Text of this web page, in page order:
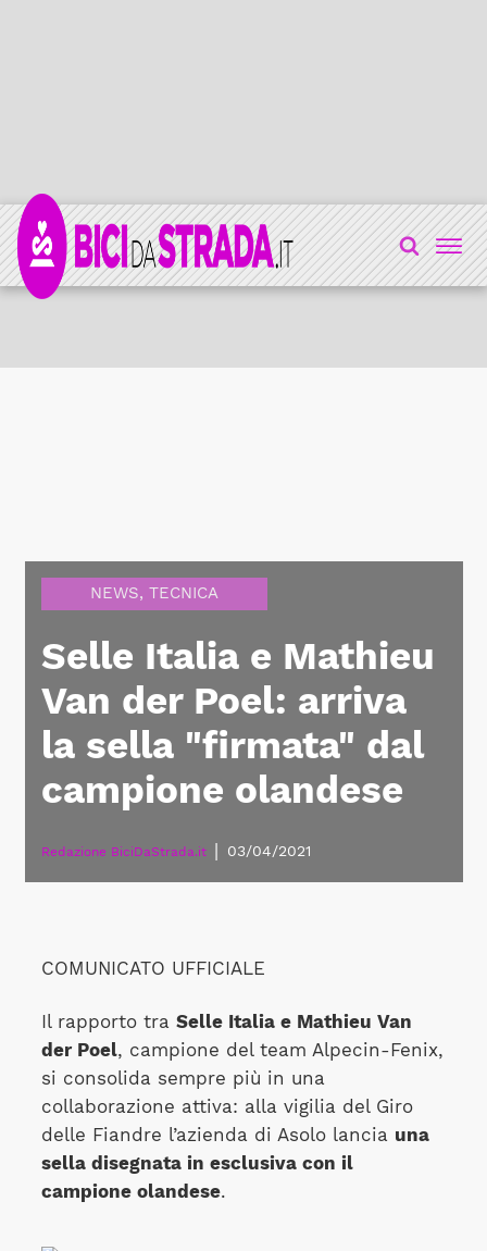
NEWS, TECNICA
Selle Italia e Mathieu
Van der Poel: arriva
la sella "firmata" dal
campione olandese
Redazione BiciDaStrada.it 03/04/2021
COMUNICATO UFFICIALE
Il rapporto tra Selle Italia e Mathieu Van
der Poel, campione del team Alpecin-Fenix,
si consolida sempre più in una
collaborazione attiva: alla vigilia del Giro
delle Fiandre l’azienda di Asolo lancia una
sella disegnata in esclusiva con il
campione olandese.